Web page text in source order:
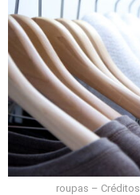
roupas –